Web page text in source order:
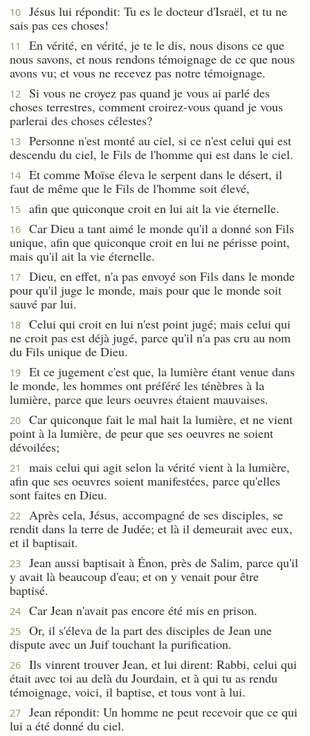
10
Jésus lui répondit: Tu es le docteur d'Israël, et tu ne
sais pas ces choses!
11
En vérité, en vérité, je te le dis, nous disons ce que
nous savons, et nous rendons témoignage de ce que nous
avons vu; et vous ne recevez pas notre témoignage.
12
Si vous ne croyez pas quand je vous ai parlé des
choses terrestres, comment croirez-vous quand je vous
parlerai des choses célestes?
13
Personne n'est monté au ciel, si ce n'est celui qui est
descendu du ciel, le Fils de l'homme qui est dans le ciel.
14
Et comme Moïse éleva le serpent dans le désert, il
faut de même que le Fils de l'homme soit élevé,
15 afin que quiconque croit en lui ait la vie éternelle.
16
Car Dieu a tant aimé le monde qu'il a donné son Fils
unique, afin que quiconque croit en lui ne périsse point,
mais qu'il ait la vie éternelle.
17
Dieu, en effet, n'a pas envoyé son Fils dans le monde
pour qu'il juge le monde, mais pour que le monde soit
sauvé par lui.
18
Celui qui croit en lui n'est point jugé; mais celui qui
ne croit pas est déjà jugé, parce qu'il n'a pas cru au nom
du Fils unique de Dieu.
19
Et ce jugement c'est que, la lumière étant venue dans
le monde, les hommes ont préféré les ténèbres à la
lumière, parce que leurs oeuvres étaient mauvaises.
20
Car quiconque fait le mal hait la lumière, et ne vient
point à la lumière, de peur que ses oeuvres ne soient
dévoilées;
21
mais celui qui agit selon la vérité vient à la lumière,
afin que ses oeuvres soient manifestées, parce qu'elles
sont faites en Dieu.
22
Après cela, Jésus, accompagné de ses disciples, se
rendit dans la terre de Judée; et là il demeurait avec eux,
et il baptisait.
23
Jean aussi baptisait à Énon, près de Salim, parce qu'il
y avait là beaucoup d'eau; et on y venait pour être
baptisé.
24 Car Jean n'avait pas encore été mis en prison.
25
Or, il s'éleva de la part des disciples de Jean une
dispute avec un Juif touchant la purification.
26
Ils vinrent trouver Jean, et lui dirent: Rabbi, celui qui
était avec toi au delà du Jourdain, et à qui tu as rendu
témoignage, voici, il baptise, et tous vont à lui.
27
Jean répondit: Un homme ne peut recevoir que ce qui
lui a été donné du ciel.